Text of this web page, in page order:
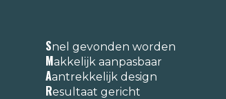
Snel gevonden worden
Makkelijk aanpasbaar
Aantrekkelijk design
Resultaat gericht